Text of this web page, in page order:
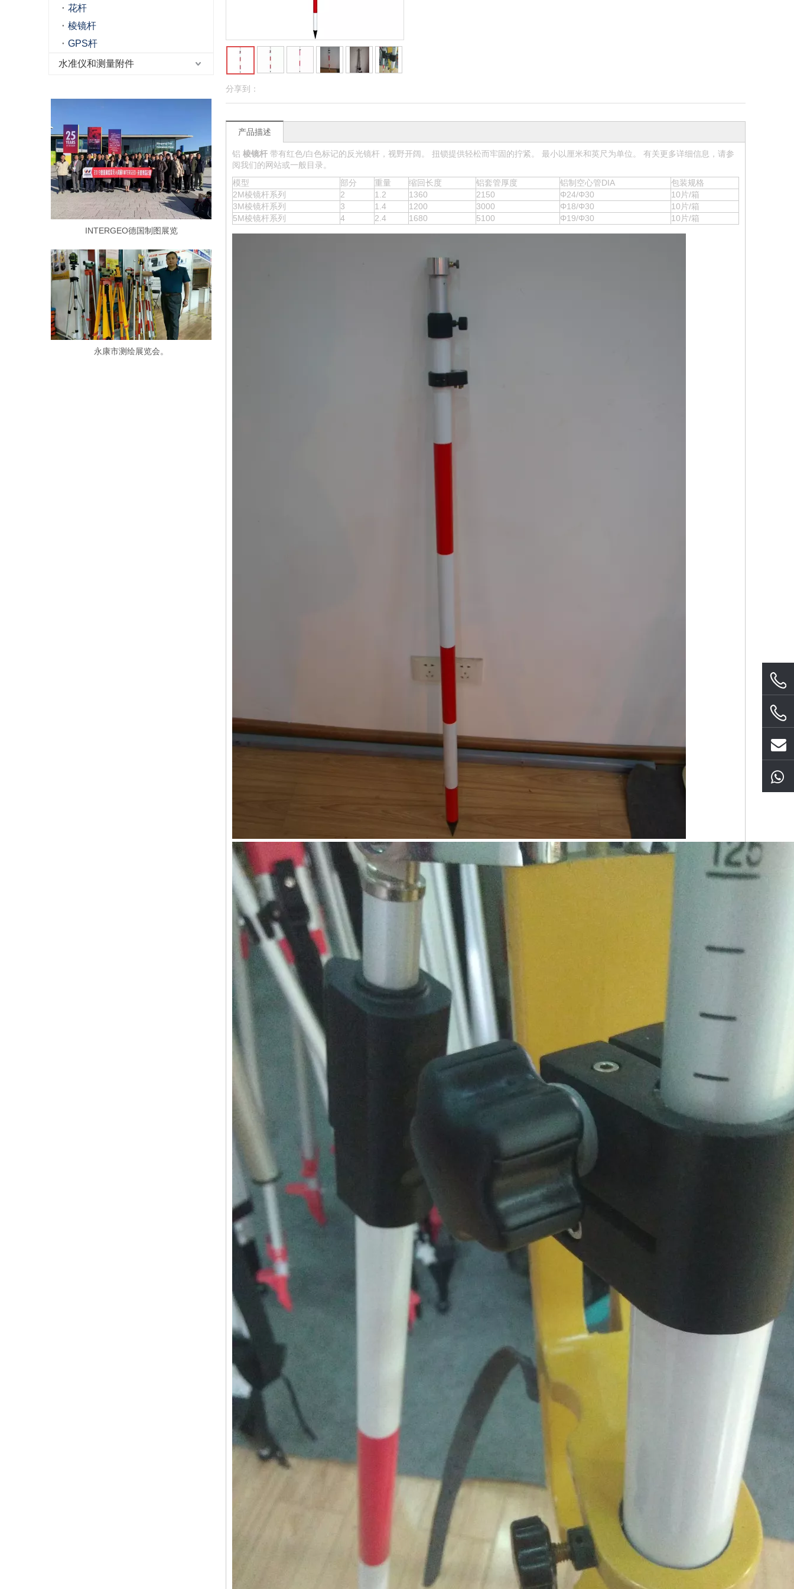
花杆
棱镜杆
GPS杆
水准仪和测量附件
INTERGEO德国制图展览
永康市测绘展览会。
分享到：
产品描述
铝 棱镜杆 带有红色/白色标记的反光镜杆，视野开阔。 扭锁提供轻松而牢固的拧紧。 最小以厘米和英尺为单位。 有关更多详细信息，请参
阅我们的网站或一般目录。
模型
部分 重量 缩回长度 铝套管厚度 铝制空心管DIA
包装规格
2M棱镜杆系列
2 1.2 1360 2150 Φ24/Φ30
10片/箱
3M棱镜杆系列
3 1.4 1200 3000 Φ18/Φ30
10片/箱
5M棱镜杆系列
4 2.4 1680 5100 Φ19/Φ30 10片/箱